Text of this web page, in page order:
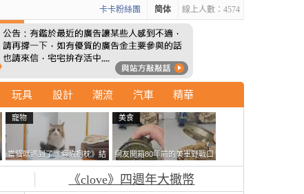
線上人數：4574
简体
卡卡粉絲團
玩具 設計 潮流 汽車 精華
寵物
當貓咪遇到了《海豹抱枕》結
果玩了10天後，海豹一整個走
美食
網友開箱80年前的美軍野戰口
糧 罐頭本身保存良好，但裡
面的味道...
《clove》四週年大撒幣